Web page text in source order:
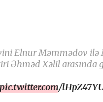
Elnur Məmmədov ilə
Əhməd Xəlil arasında
pic.twitter.com/